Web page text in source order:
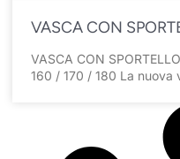
VASCA CON
VASCA CON
160 / 170 / 180 La nuova